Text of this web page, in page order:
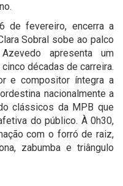
de fevereiro, encerra a
Sobral sobe ao palco
apresenta um
décadas de carreira.
e compositor íntegra a
nacionalmente a
clássicos da MPB que
do público. À 0h30,
com o forró de raiz,
zabumba e triângulo